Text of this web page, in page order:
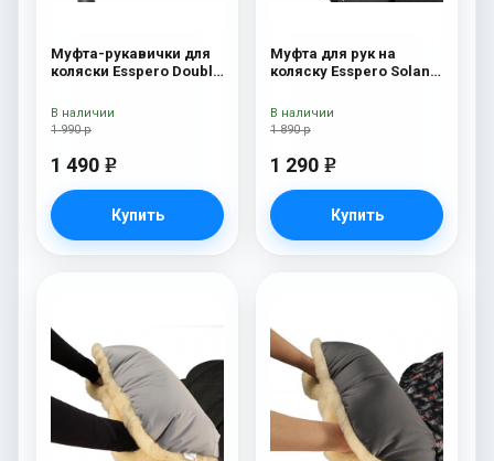
Муфта-рукавички для
коляски Esspero Double
Navy
1 990 р
1 490 e
Купить
В наличии
Муфта для рук на
коляску Esspero Solana
Brown
1 890 р
1 290 e
Купить
В наличии